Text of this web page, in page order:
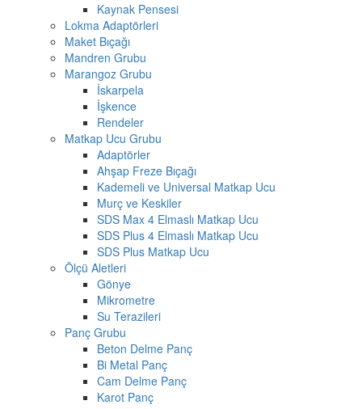
Kaynak Pensesi
Lokma Adaptörleri
Maket Bıçağı
Mandren Grubu
Marangoz Grubu
İskarpela
İşkence
Rendeler
Matkap Ucu Grubu
Adaptörler
Ahşap Freze Bıçağı
Kademeli ve Universal Matkap Ucu
Murç ve Keskiler
SDS Max 4 Elmaslı Matkap Ucu
SDS Plus 4 Elmaslı Matkap Ucu
SDS Plus Matkap Ucu
Ölçü Aletleri
Gönye
Mikrometre
Su Terazileri
Panç Grubu
Beton Delme Panç
Bi Metal Panç
Cam Delme Panç
Karot Panç